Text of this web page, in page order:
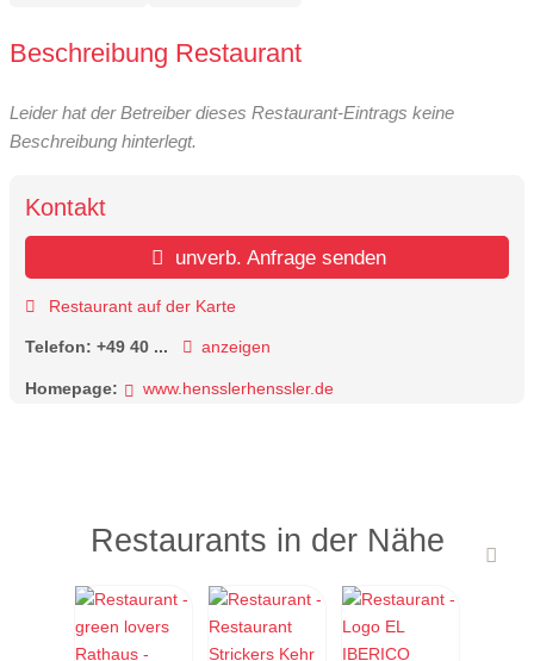
Beschreibung Restaurant
Leider hat der Betreiber dieses Restaurant-Eintrags keine
Beschreibung hinterlegt.
Kontakt
unverb. Anfrage senden
Restaurant auf der Karte
Telefon: +49 40 ... anzeigen
Homepage: www.hensslerhenssler.de
Restaurants in der Nähe